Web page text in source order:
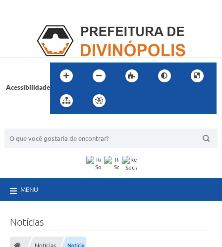
Acessibilidade
MENU
Notícias
Notícias Notícia